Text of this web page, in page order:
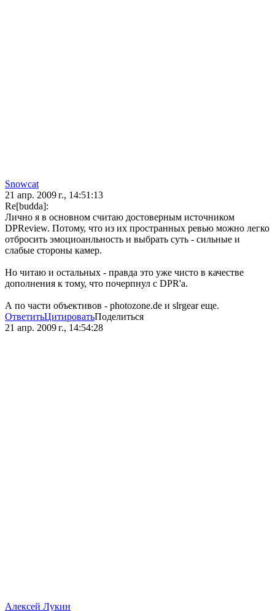
Snowcat
21 апр. 2009 г., 14:51:13
Re[budda]:
Лично я в основном считаю достоверным источником
DPReview. Потому, что из их пространных ревью можно легко
отбросить эмоциоанльность и выбрать суть - сильные и
слабые стороны камер.
Но читаю и остальных - правда это уже чисто в качестве
дополнения к тому, что почерпнул с DPR'а.
А по части объективов - photozone.de и slrgear еще.
ОтветитьЦитироватьПоделиться
21 апр. 2009 г., 14:54:28
Алексей Лукин